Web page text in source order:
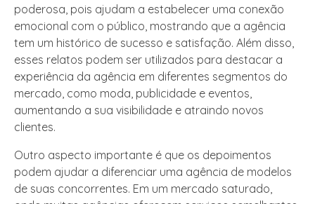
poderosa, pois ajudam a estabelecer uma conexão
emocional com o público, mostrando que a agência
tem um histórico de sucesso e satisfação. Além disso,
esses relatos podem ser utilizados para destacar a
experiência da agência em diferentes segmentos do
mercado, como moda, publicidade e eventos,
aumentando a sua visibilidade e atraindo novos
clientes.
Outro aspecto importante é que os depoimentos
podem ajudar a diferenciar uma agência de modelos
de suas concorrentes. Em um mercado saturado,